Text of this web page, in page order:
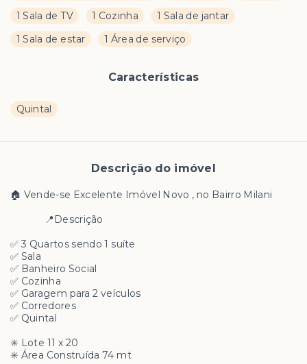
1 Sala de TV
1 Cozinha
1 Sala de jantar
1 Sala de estar
1 Área de serviço
Características
Quintal
Descrição do imóvel
🏠 Vende-se Excelente Imóvel Novo , no Bairro Milani
📍Descrição
✅ 3 Quartos sendo 1 suíte
✅ Sala
✅ Banheiro Social
✅ Cozinha
✅ Garagem para 2 veículos
✅ Corredores
✅ Quintal
✳️ Lote 11 x 20
✳️ Área Construída 74 mt